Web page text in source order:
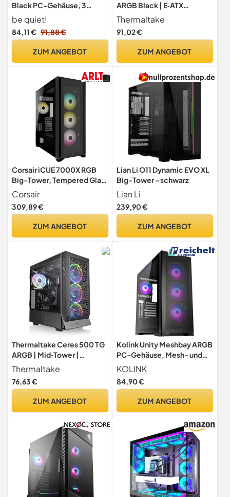
Black PC-Gehäuse, 3
vorinstallierte Pure Wings 3
140mm PWM-Lüfter, hoher
statischer Druck,
mit eleganter ARGB-
be quiet!
84,11 € 91,88 €
ZUM ANGEBOT
ARGB Black | E‑ATX
Full‑Tower PC‑Gehäuse |
ARGB‑Sync |
Tempered‑Glass |
Thermaltake
91,02 €
ZUM ANGEBOT
Corsair iCUE 7000X RGB
Big-Tower, Tempered Glass
- schwarz
Corsair
309,89 €
ZUM ANGEBOT
Lian Li O11 Dynamic EVO XL
Big-Tower - schwarz
Lian Li
239,90 €
ZUM ANGEBOT
Thermaltake Ceres 500 TG
ARGB | Mid‑Tower |
ATX/E‑ATX | 4×
ARGB‑Lüfter |
Tempered‑Glass‑Seitenpan
Front I/O | Schwarz
Thermaltake
76,63 €
ZUM ANGEBOT
Kolink Unity Meshbay ARGB
PC-Gehäuse, Mesh- und
Glas-Paneele, ARGB-
Lüfter, Halbe Netzteil-
Hülle, SPCC-Stahl, Mid
KOLINK
84,90 €
ZUM ANGEBOT